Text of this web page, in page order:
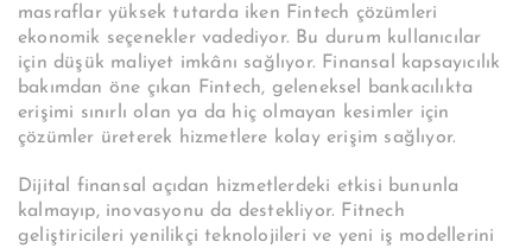
masraflar yüksek tutarda iken Fintech çözümleri
ekonomik seçenekler vadediyor. Bu durum kullanıcılar
için düşük maliyet imkânı sağlıyor. Finansal kapsayıcılık
bakımdan öne çıkan Fintech, geleneksel bankacılıkta
erişimi sınırlı olan ya da hiç olmayan kesimler için
çözümler üreterek hizmetlere kolay erişim sağlıyor.
Dijital finansal açıdan hizmetlerdeki etkisi bununla
kalmayıp, inovasyonu da destekliyor. Fitnech
geliştiricileri yenilikçi teknolojileri ve yeni iş modellerini